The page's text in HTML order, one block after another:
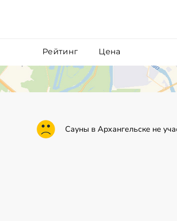
Рейтинг Цена
Сауны в Архангельске не